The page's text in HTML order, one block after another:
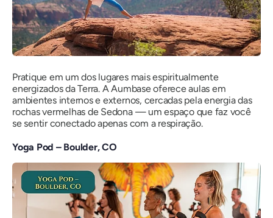
Pratique em um dos lugares mais espiritualmente
energizados da Terra. A Aumbase oferece aulas em
ambientes internos e externos, cercadas pela energia das
rochas vermelhas de Sedona — um espaço que faz você
se sentirconectadoapenas com a respiração.
Yoga Pod – Boulder, CO